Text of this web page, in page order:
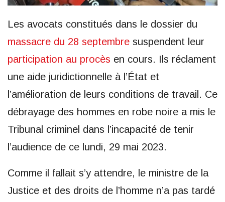
Les avocats constitués dans le dossier du
massacre du 28 septembre suspendent leur
participation au procès en cours. Ils réclament
une aide juridictionnelle à l’État et
l’amélioration de leurs conditions de travail. Ce
débrayage des hommes en robe noire a mis le
Tribunal criminel dans l’incapacité de tenir
l’audience de ce lundi, 29 mai 2023.
Comme il fallait s’y attendre, le ministre de la
Justice et des droits de l’homme n’a pas tardé